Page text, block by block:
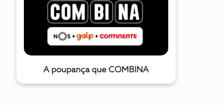
A poupança que COMBINA